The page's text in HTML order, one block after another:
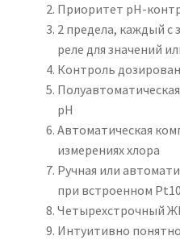
Приоритет рН-
2 предела, каждый с
реле для значений
Контроль
рН
Автоматическая
измерениях хлора
Ручная или
при встроенном
Четырехстрочный
Интуитивно